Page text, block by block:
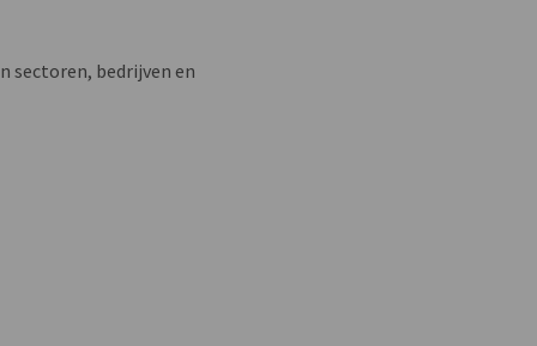
sectoren, bedrijven en